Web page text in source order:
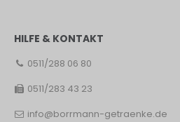
HILFE & KONTAKT
0511/288 06 80
0511/283 43 23
info@borrmann-getraenke.de